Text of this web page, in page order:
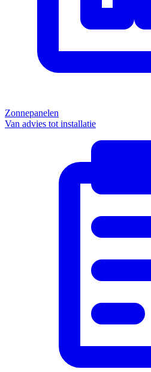
Zonnepanelen
Van advies tot installatie